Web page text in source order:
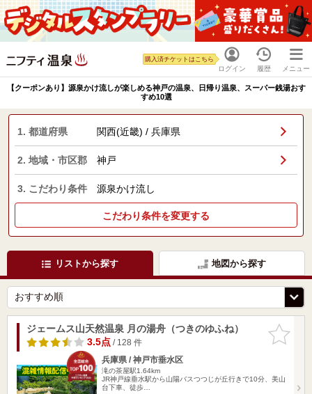
ログイン
購入済チケットはこちら
履歴 メニュー
【クーポンあり】源泉かけ流しが楽しめる神戸の温泉、日帰り温泉、スーパー銭湯おす
すめ10選
1. 都道府県 関西(近畿) / 兵庫県
2. 地域・市区郡 神戸
3. こだわり条件 源泉かけ流し
こだわり条件を変更する
リストから探す 地図から探す
お気に入
りに追加
ジェームス山天然温泉 月の湯舟（つきのゆふね）
3.5点/ 128 件
兵庫県 / 神戸市垂水区
滝の茶屋駅1.64km
JR神戸線垂水駅から山陽バスつつじが丘行きで10分、美山
台下車、徒歩…